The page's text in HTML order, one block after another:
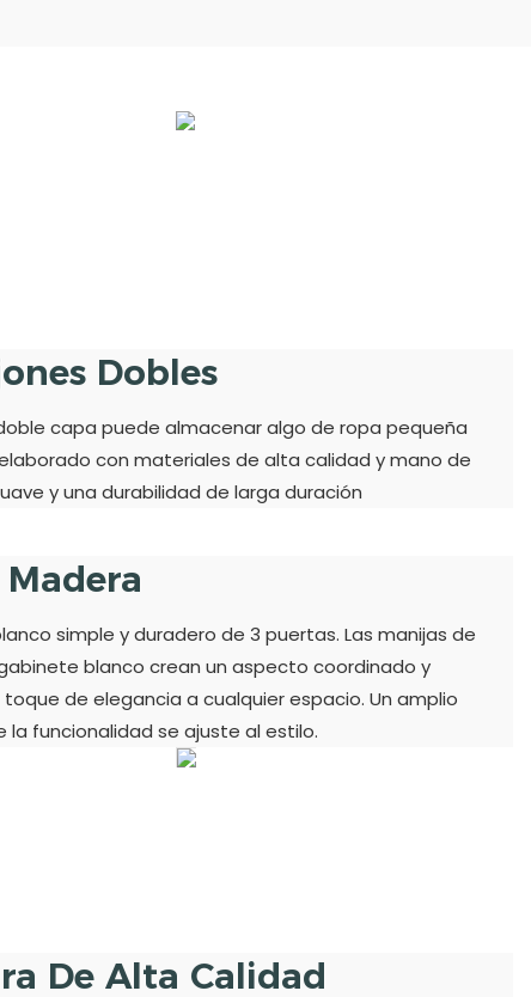
Dobles
capa puede almacenar algo de ropa pequeña
con materiales de alta calidad y mano de
y una durabilidad de larga duración
simple y duradero de 3 puertas. Las manijas de
blanco crean un aspecto coordinado y
de elegancia a cualquier espacio. Un amplio
funcionalidad se ajuste al estilo.
De Alta Calidad